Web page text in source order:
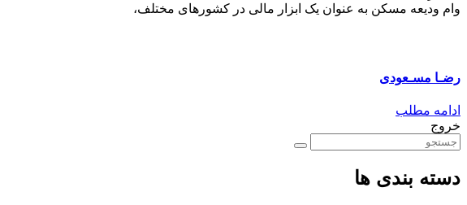
وام ودیعه مسکن به عنوان یک ابزار مالی در کشورهای مختلف،
رضـا مسـعودی
ادامه مطلب
خروج
دسته بندی ها